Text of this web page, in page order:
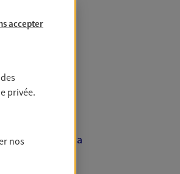
que les
en lumière sa
entre
accepter
privée.
nos